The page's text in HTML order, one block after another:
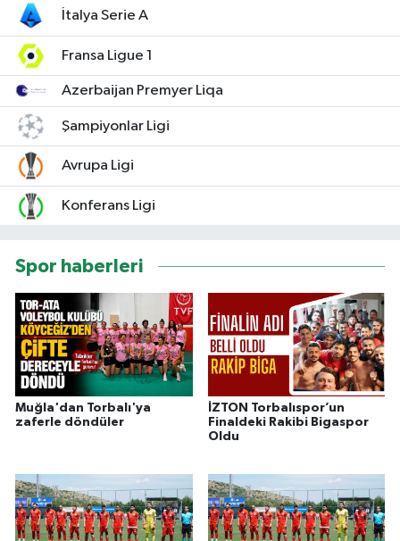
İtalya Serie A
Fransa Ligue 1
Azerbaijan Premyer Liqa
Şampiyonlar Ligi
Avrupa Ligi
Konferans Ligi
Spor haberleri
Muğla'dan Torbalı'ya
zaferle döndüler
İZTON Torbalıspor’un
Finaldeki Rakibi Bigaspor
Oldu